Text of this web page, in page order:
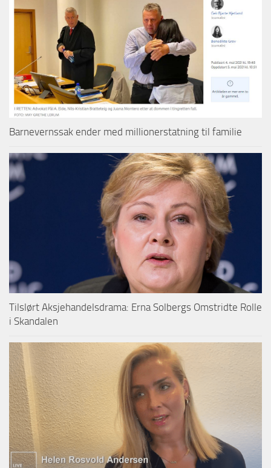
Barnevernssak ender med millionerstatning til familie
Tilslørt Aksjehandelsdrama: Erna Solbergs Omstridte Rolle
i Skandalen